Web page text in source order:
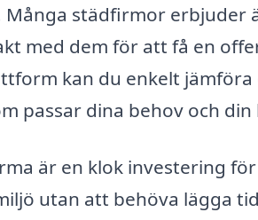
städfirmor erbjuder
med dem för att få en
kan du enkelt
passar dina behov och
är en klok investering
utan att behöva lägga